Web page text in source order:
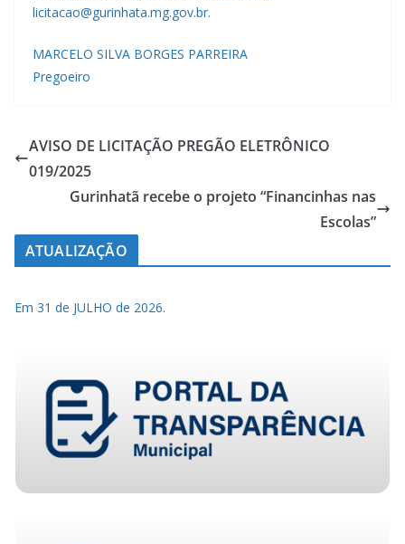
licitacao@gurinhata.mg.gov.br.
MARCELO SILVA BORGES PARREIRA
Pregoeiro
AVISO DE LICITAÇÃO PREGÃO ELETRÔNICO
019/2025
Gurinhatã recebe o projeto “Financinhas nas
Escolas”
ATUALIZAÇÃO
Em 31 de JULHO de 2026.